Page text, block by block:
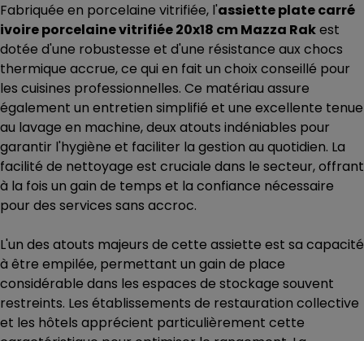
Fabriquée en porcelaine vitrifiée, l'assiette plate carré
ivoire porcelaine vitrifiée 20x18 cm Mazza Rakest
dotée d'une robustesse et d'une résistance aux chocs
thermique accrue, ce qui en fait un choix conseillé pour
les cuisines professionnelles. Ce matériau assure
également un entretien simplifié et une excellente tenue
au lavage en machine, deux atouts indéniables pour
garantir l'hygiène et faciliter la gestion au quotidien. La
facilité de nettoyage est cruciale dans le secteur, offrant
à la fois un gain de temps et la confiance nécessaire
pour des services sans accroc.
L'un des atouts majeurs de cette assiette est sa capacité
à être empilée, permettant un gain de place
considérable dans les espaces de stockage souvent
restreints. Les établissements de restauration collective
et les hôtels apprécient particulièrement cette